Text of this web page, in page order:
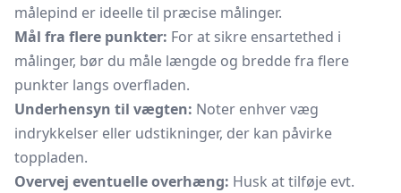
målepind er ideelle til præcise målinger.
Mål fra flere punkter: For at sikre ensartethed i
målinger, bør du måle længde og bredde fra flere
punkter langs overfladen.
Underhensyn til vægten: Noter enhver væg
indrykkelser eller udstikninger, der kan påvirke
toppladen.
Overvej eventuelle overhæng: Husk at tilføje evt.